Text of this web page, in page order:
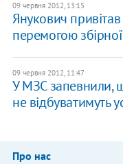
09 червня 2012, 13:15
Янукович
перемогою збірної
09 червня 2012, 11:47
У МЗС запевнили,
не відбуватимуть
Про нас